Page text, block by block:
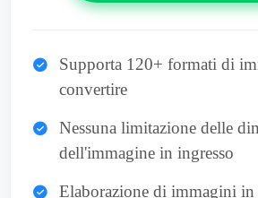
Supporta 120+ formati di
convertire
Nessuna limitazione delle
dell'immagine in ingresso
Elaborazione di immagini in